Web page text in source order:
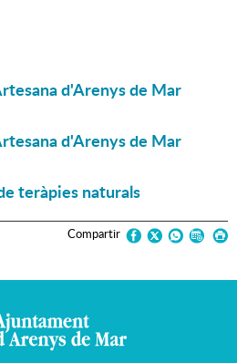
d'Arenys de Mar
d'Arenys de Mar
teràpies naturals
Compartir